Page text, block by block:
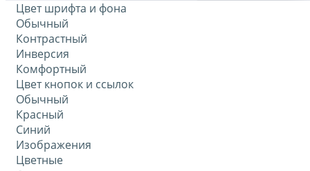
Цвет шрифта и фона
Обычный
Контрастный
Инверсия
Комфортный
Цвет кнопок и ссылок
Обычный
Красный
Синий
Изображения
Цветные